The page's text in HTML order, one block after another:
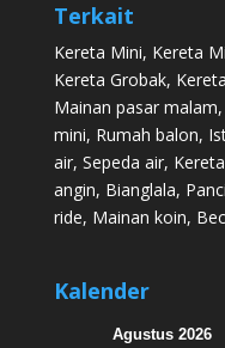
Terkait
Kereta Mini, Kereta
Kereta Grobak,
Mainan pasar malam,
mini, Rumah balon,
air, Sepeda air,
angin, Bianglala,
ride, Mainan koin,
Kalender
Agustus 2026